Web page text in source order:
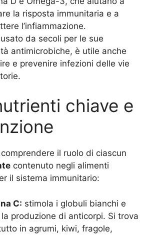
la risposta immunitaria e a
l’infiammazione.
usato da secoli per le sue
antimicrobiche, è utile anche
e prevenire infezioni delle vie
chiave e
il ruolo di ciascun
contenuto negli alimenti
il sistema immunitario:
C: stimola i globuli bianchi e
produzione di anticorpi. Si trova
in agrumi, kiwi, fragole,